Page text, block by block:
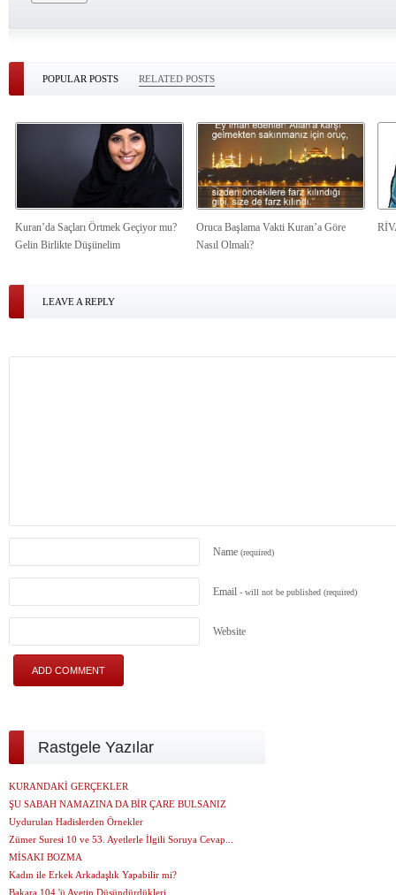
POPULAR POSTS RELATED POSTS
Kuran’da Saçları Örtmek Geçiyor mu?
Gelin Birlikte Düşünelim
Oruca Başlama Vakti Kuran’a Göre
Nasıl Olmalı?
LEAVE A REPLY
Name (required)
Email - will not be published (required)
Website
Rastgele Yazılar
KURANDAKİ GERÇEKLER
ŞU SABAH NAMAZINA DA BİR ÇARE BULSANIZ
Uydurulan Hadislerden Örnekler
Zümer Suresi 10 ve 53. Ayetlerle İlgili Soruya Cevap...
MİSAKI BOZMA
Kadın ile Erkek Arkadaşlık Yapabilir mi?
Bakara 104.'ü Ayetin Düşündürdükleri